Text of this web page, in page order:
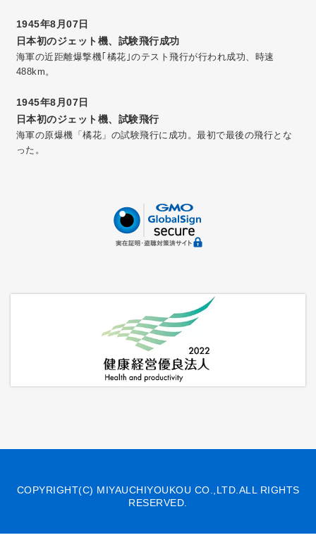
1945年8月07日
日本初のジェット機、試験飛行成功
海軍の近距離爆撃機｢橘花｣のテスト飛行が行われ成功、時速
488km。
1945年8月07日
日本初のジェット機、試験飛行
海軍の原爆機「橘花」の試験飛行に成功。最初で最後の飛行とな
った。
COPYRIGHT(C) MIYAUCHIYOUKOU CO.,LTD.ALL RIGHTS
RESERVED.